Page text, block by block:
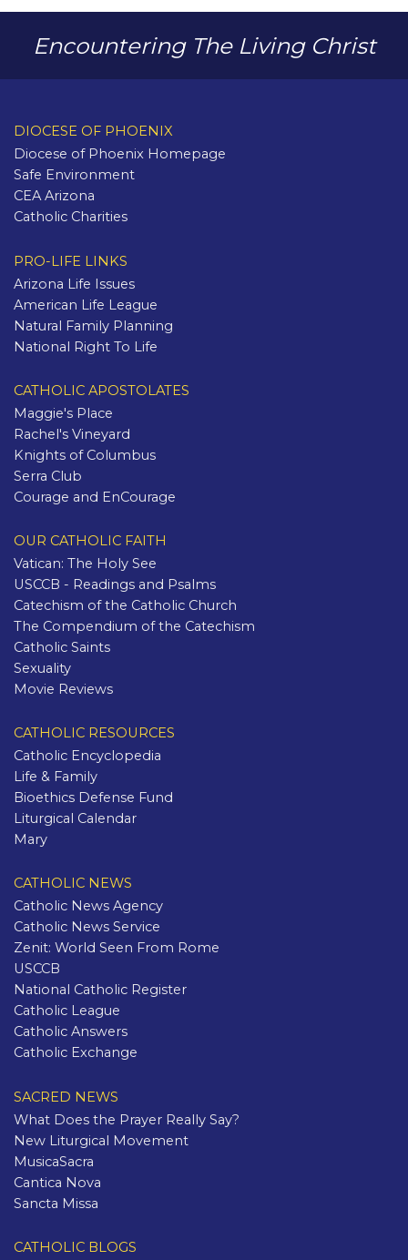
Encountering The Living Christ
DIOCESE OF PHOENIX
Diocese of Phoenix Homepage
Safe Environment
CEA Arizona
Catholic Charities
PRO-LIFE LINKS
Arizona Life Issues
American Life League
Natural Family Planning
National Right To Life
CATHOLIC APOSTOLATES
Maggie's Place
Rachel's Vineyard
Knights of Columbus
Serra Club
Courage and EnCourage
OUR CATHOLIC FAITH
Vatican: The Holy See
USCCB - Readings and Psalms
Catechism of the Catholic Church
The Compendium of the Catechism
Catholic Saints
Sexuality
Movie Reviews
CATHOLIC RESOURCES
Catholic Encyclopedia
Life & Family
Bioethics Defense Fund
Liturgical Calendar
Mary
CATHOLIC NEWS
Catholic News Agency
Catholic News Service
Zenit: World Seen From Rome
USCCB
National Catholic Register
Catholic League
Catholic Answers
Catholic Exchange
SACRED NEWS
What Does the Prayer Really Say?
New Liturgical Movement
MusicaSacra
Cantica Nova
Sancta Missa
CATHOLIC BLOGS